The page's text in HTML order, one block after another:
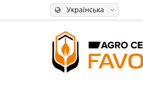
Українська